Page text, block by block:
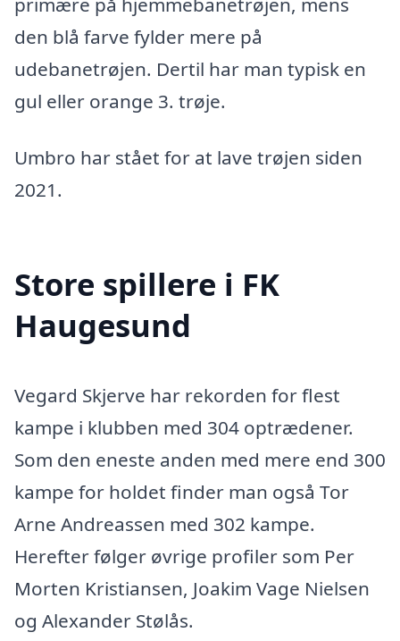
den blå farve fylder mere på
udebanetrøjen. Dertil har man typisk en
gul eller orange 3. trøje.
Umbro har stået for at lave trøjen siden
2021.
Store spillere i FK
Haugesund
Vegard Skjerve har rekorden for flest
kampe i klubben med 304 optrædener.
Som den eneste anden med mere end 300
kampe for holdet finder man også Tor
Arne Andreassen med 302 kampe.
Herefter følger øvrige profiler som Per
Morten Kristiansen, Joakim Vage Nielsen
og Alexander Stølås.